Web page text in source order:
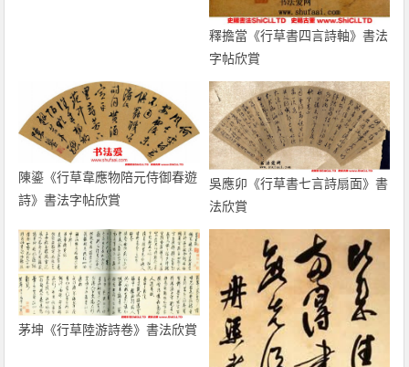
釋擔當《行草書四言詩軸》書法
字帖欣賞
陳鎏《行草韋應物陪元侍御春遊
詩》書法字帖欣賞
吳應卯《行草書七言詩扇面》書
法欣賞
茅坤《行草陸游詩卷》書法欣賞